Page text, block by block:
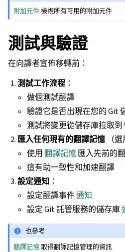
附加元件檢視所有可用的附加元件
測試與驗證
在向譯者宣佈移轉前：
測試工作流程 ：
做個測試翻譯
驗證它是否出現在您的 Git
測試將變更從儲存庫拉取到
匯入任何現有的翻譯記憶 （
使用翻譯記憶 匯入先前的
這有助一致性和加速翻譯
設定通知 ：
設定翻譯事件通知
設定 Git 託管服務的儲存庫
也參考
翻譯記憶取得翻譯記憶管理的資訊